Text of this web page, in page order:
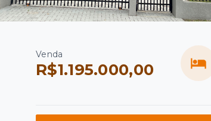
Venda
R$1.195.000,00